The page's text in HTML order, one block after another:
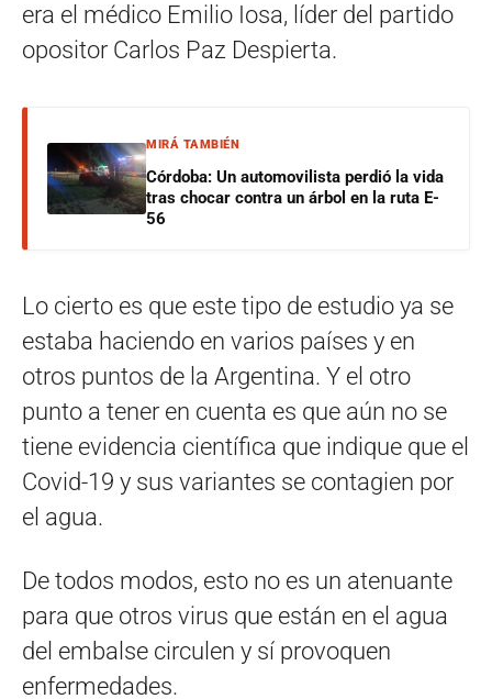
era el médico Emilio Iosa, líder del partido
opositor Carlos Paz Despierta.
MIRÁ TAMBIÉN
Córdoba: Un automovilista perdió la vida
tras chocar contra un árbol en la ruta E-
56
Lo cierto es que este tipo de estudio ya se
estaba haciendo en varios países y en
otros puntos de la Argentina. Y el otro
punto a tener en cuenta es que aún no se
tiene evidencia científica que indique que el
Covid-19 y sus variantes se contagien por
el agua.
De todos modos, esto no es un atenuante
para que otros virus que están en el agua
del embalse circulen y sí provoquen
enfermedades.